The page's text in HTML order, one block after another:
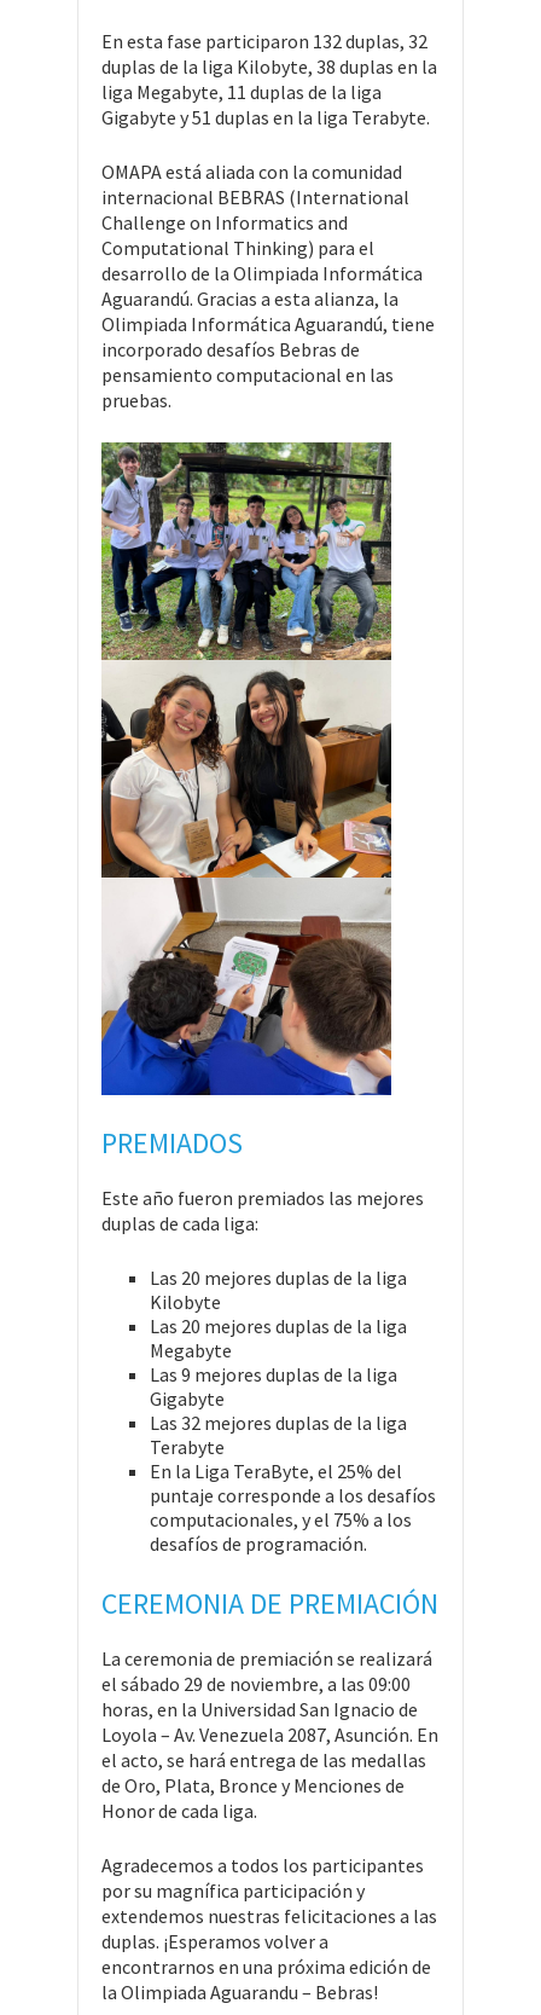
En esta fase participaron 132 duplas, 32
duplas de la liga Kilobyte, 38 duplas en la
liga Megabyte, 11 duplas de la liga
Gigabyte y 51 duplas en la liga Terabyte.
OMAPA está aliada con la comunidad
internacional BEBRAS (International
Challenge on Informatics and
Computational Thinking) para el
desarrollo de la Olimpiada Informática
Aguarandú. Gracias a esta alianza, la
Olimpiada Informática Aguarandú, tiene
incorporado desafíos Bebras de
pensamiento computacional en las
pruebas.
PREMIADOS
Este año fueron premiados las mejores
duplas de cada liga:
Las 20 mejores duplas de la liga
Kilobyte
Las 20 mejores duplas de la liga
Megabyte
Las 9 mejores duplas de la liga
Gigabyte
Las 32 mejores duplas de la liga
Terabyte
En la Liga TeraByte, el 25% del
puntaje corresponde a los desafíos
computacionales, y el 75% a los
desafíos de programación.
CEREMONIA DE PREMIACIÓN
La ceremonia de premiación se realizará
el sábado 29 de noviembre, a las 09:00
horas, en la Universidad San Ignacio de
Loyola – Av. Venezuela 2087, Asunción. En
el acto, se hará entrega de las medallas
de Oro, Plata, Bronce y Menciones de
Honor de cada liga.
Agradecemos a todos los participantes
por su magnífica participación y
extendemos nuestras felicitaciones a las
duplas. ¡Esperamos volver a
encontrarnos en una próxima edición de
la Olimpiada Aguarandu – Bebras!